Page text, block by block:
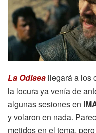
La Odisea llegará a los
la locura ya venía de
algunas sesiones en
y volaron en nada.
metidos en el tema,